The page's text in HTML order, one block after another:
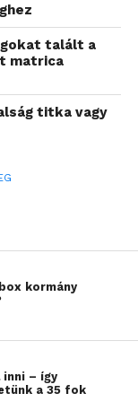
a vakító
a technológiai
azóta is.
talált a
matrica
titka vagy
kormány
– így
a 35 fok